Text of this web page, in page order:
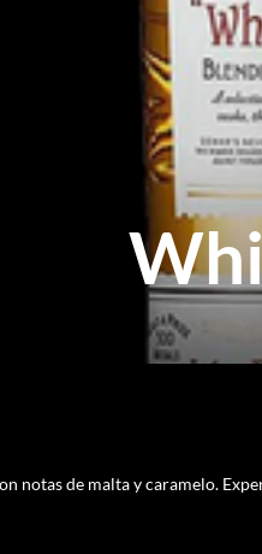
notas de malta y caramelo.